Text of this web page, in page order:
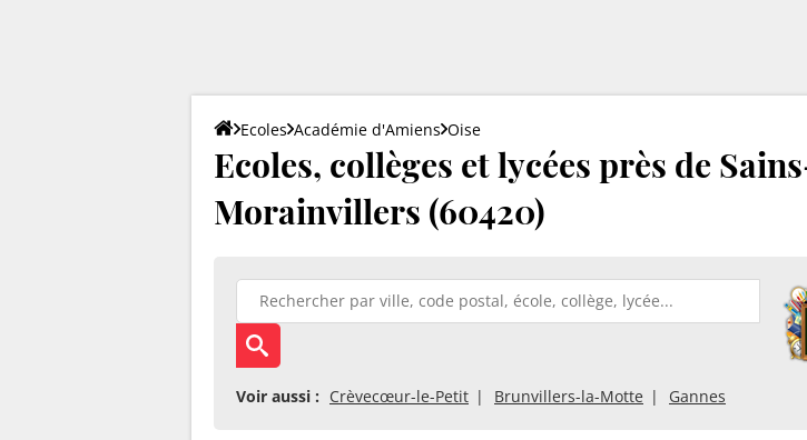
Ecoles Académie d'Amiens Oise
Ecoles, collèges et lycées près de
Morainvillers (60420)
Voir aussi : Crèvecœur-le-Petit Brunvillers-la-Motte Gannes